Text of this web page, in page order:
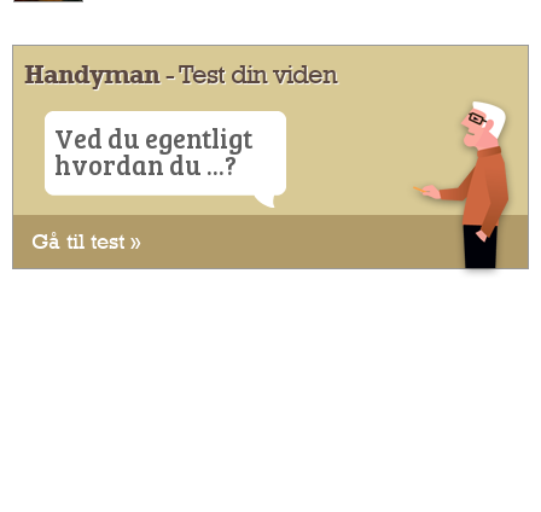
Handyman- Test din viden
Ved du egentligt
hvordan du ...?
Gå til test »